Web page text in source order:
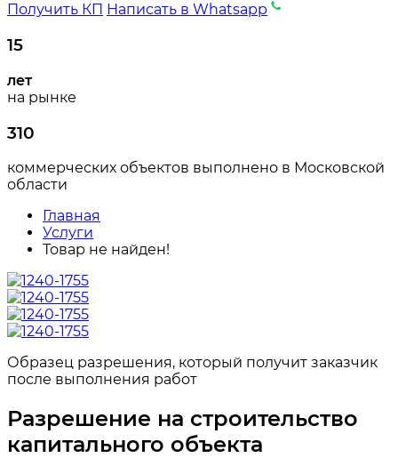
Получить КП Написать в Whatsapp
15
лет
на рынке
310
коммерческих объектов выполнено в Московской
области
Главная
Услуги
Товар не найден!
Образец разрешения, который получит заказчик
после выполнения работ
Разрешение на строительство
капитального объекта